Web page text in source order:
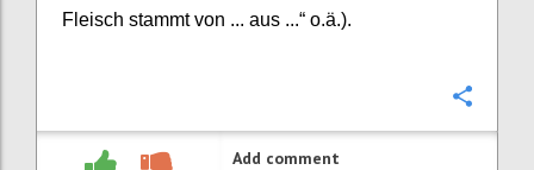
Fleisch stammt von ... aus ...“ o.ä.).
Add comment